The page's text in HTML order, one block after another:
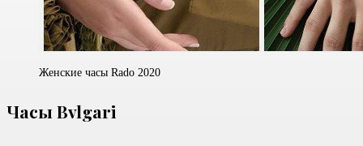
Женские часы Rado 2020
Часы Bvlgari